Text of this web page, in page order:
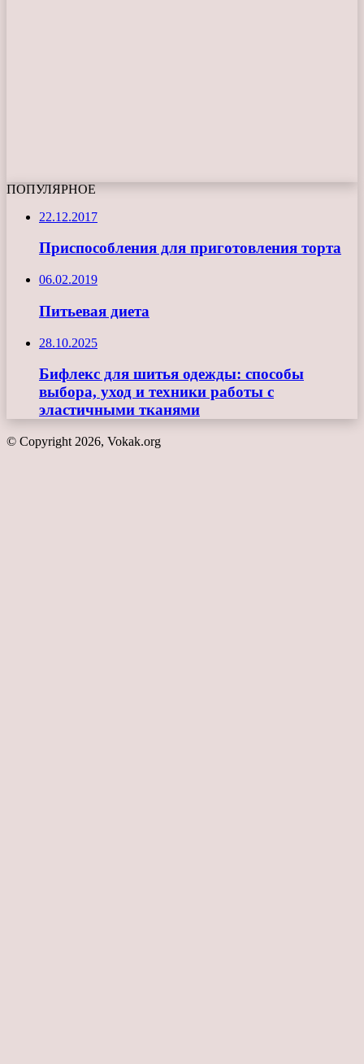
ПОПУЛЯРНОЕ
22.12.2017
Приспособления для приготовления торта
06.02.2019
Питьевая диета
28.10.2025
Бифлекс для шитья одежды: способы
выбора, уход и техники работы с
эластичными тканями
© Copyright 2026, Vokak.org